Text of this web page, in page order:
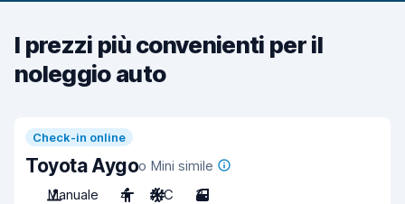
I prezzi più convenienti per il
noleggio auto
Check-in online
Toyota Aygoo Mini simile
Manuale
4 A/C 3